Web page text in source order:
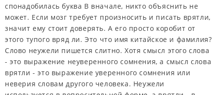
спонадобилась буква В вначале, никто объяснить не
может. Если мозг требует произносить и писать врятли,
значит ему стоит доверять. А его просто коробит от
этого тупого вряд ли. Это что имя китайское и фамилия?
Слово неужели пишется слитно. Хотя смысл этого слова
- это выражение неуверенного сомнения, а смысл слова
врятли - это выражение уверенного сомнения или
неверия словам другого человека. Неужели